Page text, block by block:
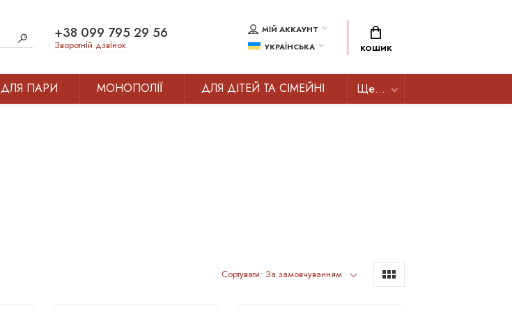
+38 099 795 29 56
Зворотній дзвінок
МІЙ АККАУНТ
УКРАЇНСЬКА
КОШИК
ДЛЯ ПАРИ МОНОПОЛІЇ ДЛЯ ДІТЕЙ ТА СІМЕЙНІ Ще...
Сортувати: За замовчуванням